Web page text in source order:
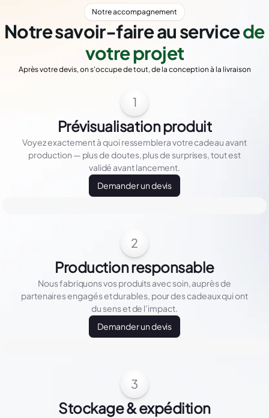
Notre accompagnement
Notre savoir-faire au servicede
votre projet
Après votre devis, on s'occupe de tout, de la conception à la livraison
1
Prévisualisation produit
Voyez exactement à quoi ressemblera votre cadeau avant
production — plus de doutes, plus de surprises, tout est
validé avant lancement.
Demander un devis
2
Production responsable
Nous fabriquons vos produits avec soin, auprès de
partenaires engagés et durables, pour des cadeaux qui ont
du sens et de l’impact.
Demander un devis
3
Stockage & expédition